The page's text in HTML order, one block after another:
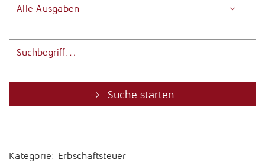
Alle Ausgaben
Suche starten
Kategorie: Erbschaftsteuer
Unternehmensnachfolge
Vermögensplanung